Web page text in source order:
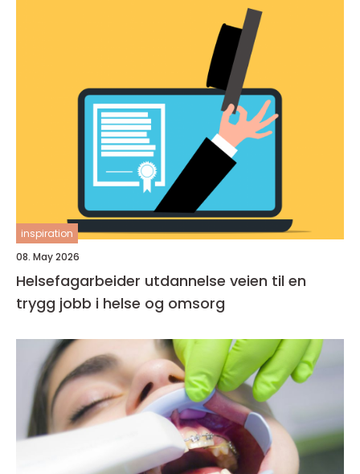
inspiration
08. May 2026
Helsefagarbeider utdannelse veien til en
trygg jobb i helse og omsorg